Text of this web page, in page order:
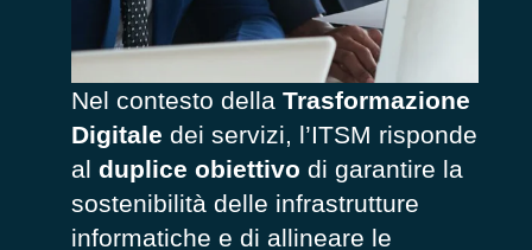
Nel contesto della Trasformazione
Digitale dei servizi, l’ITSM risponde
al duplice obiettivo di garantire la
sostenibilità delle infrastrutture
informatiche e di allineare le